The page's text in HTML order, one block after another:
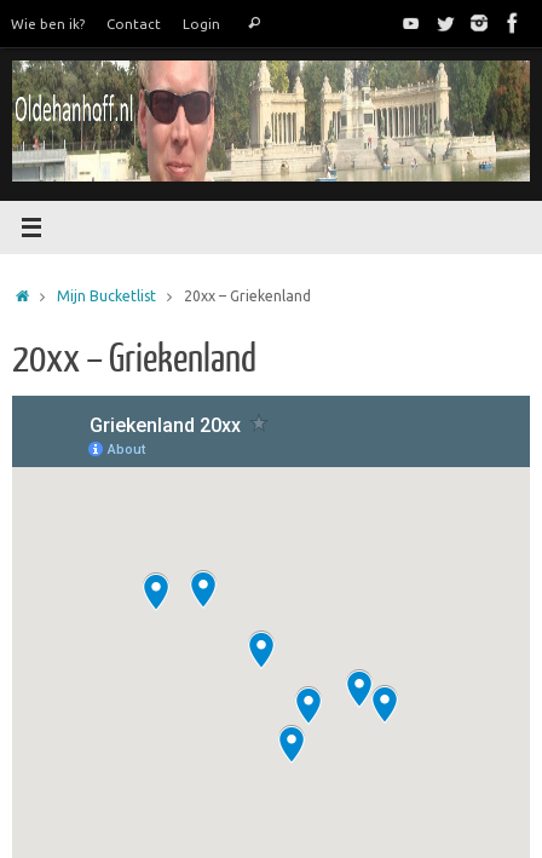
de
inhoud
Wie ben ik? Contact Login Zoeken
HomeMijn Bucketlist 20xx – Griekenland
20xx – Griekenland